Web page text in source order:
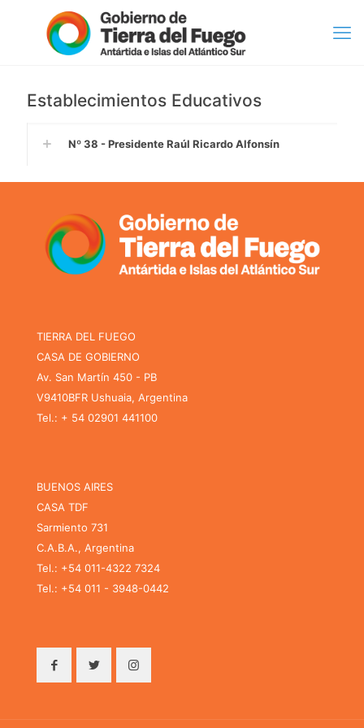
Establecimientos Educativos
Nº 38 - Presidente Raúl Ricardo Alfonsín
TIERRA DEL FUEGO
CASA DE GOBIERNO
Av. San Martín 450 - PB
V9410BFR Ushuaia, Argentina
Tel.: + 54 02901 441100
BUENOS AIRES
CASA TDF
Sarmiento 731
C.A.B.A., Argentina
Tel.: +54 011-4322 7324
Tel.: +54 011 - 3948-0442